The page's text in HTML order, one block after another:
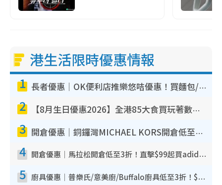
港生活限時優惠情報
1 長者優惠｜OK便利店推樂悠咭優惠！買麵包/牛奶/保健品拍卡即減
2 【8月生日優惠2026】全港85大食買玩著數攻略 自助餐/火鍋放題同行免費＋誠品/DONKI送現金券
3 開倉優惠｜銅鑼灣MICHAEL KORS開倉低至17折！直擊$500起買手袋/銀包/鞋款 必買經典Jet Set系列
4 開倉優惠｜馬拉松開倉低至3折！直擊$99起買adidas／New Balance／Puma鞋款 STANLEY保溫杯劈價至$119起
5 廚具優惠｜普樂氏/意美廚/Buffalo廚具低至3折！$89起買煎鍋／炒鑊／個人鍋 同場小家電激減至$99起